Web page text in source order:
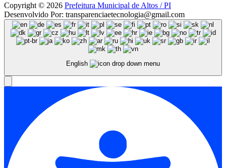
Copyright © 2026 Prefeitura Municipal de Altos / PI
Desenvolvido Por: transparenciaetecnologia@gmail.com
English